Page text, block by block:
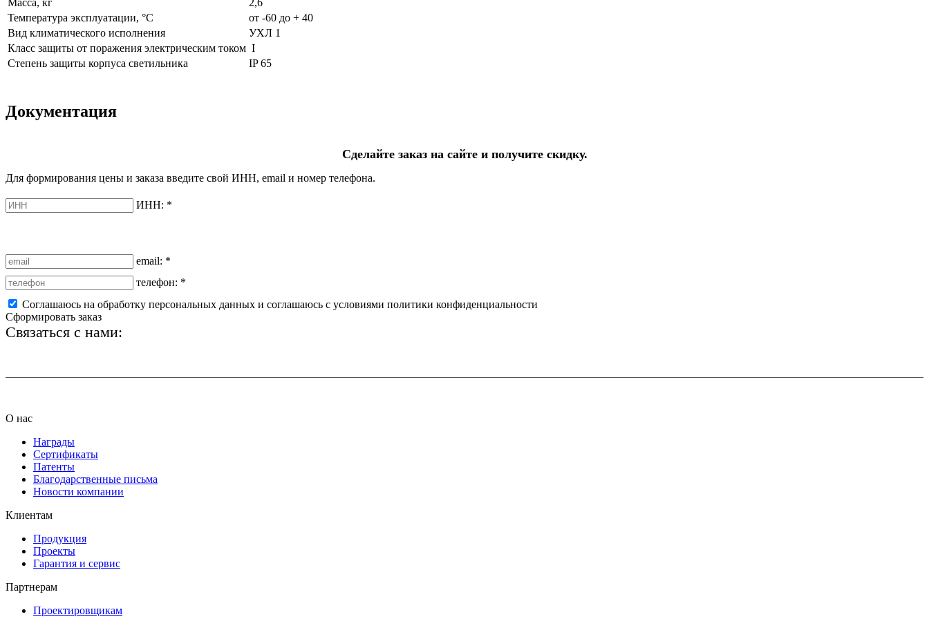
Масса, кг
2,6
Температура эксплуатации, °С
от -60 до + 40
Вид климатического исполнения
УХЛ 1
Класс защиты от поражения электрическим током I
Степень защиты корпуса светильника
IP 65
Документация
Сделайте заказ на сайте и получите скидку.
Для формирования цены и заказа введите свой ИНН, email и номер телефона.
ИНН: *
email: *
телефон: *
Соглашаюсь на обработку персональных данных и соглашаюсь с условиями политики конфиденциальности
Сформировать заказ
Связаться с нами:
О нас
Награды
Сертификаты
Патенты
Благодарственные письма
Новости компании
Клиентам
Продукция
Проекты
Гарантия и сервис
Партнерам
Проектировщикам